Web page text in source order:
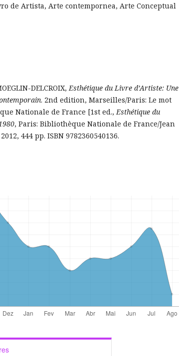
de Artista, Arte contempornea, Arte Conceptual
DELCROIX,Esthétique du Livre d’Artiste: Une
. 2nd edition, Marseilles/Paris: Le mot
Nationale de France [1st ed.,Esthétique du
, Paris: Bibliothèque Nationale de France/Jean
444 pp. ISBN 9782360540136.